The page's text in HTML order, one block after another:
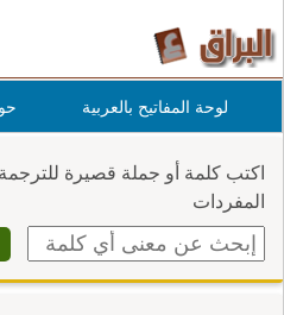
لوحة المفاتيح بالعربية
اكتب كلمة أو جملة قصيرة
المفردات